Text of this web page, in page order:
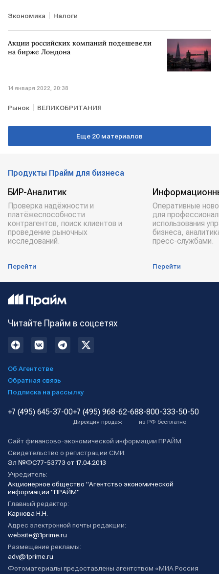
Экономика Налоги
Акции российских компаний подешевели
на бирже Лондона
14 января 2022, 20:38
Рынок ВЕЛИКОБРИТАНИЯ
Еще 20 материалов
Продукты Прайм для бизнеса
БИР-Аналитик
Проверка надёжности и
платёжеспособности
контрагентов, поиск клиентов и
проведение рыночных
исследований.
Перейти
Оперативные
для
использования
бизнеса,
пресс-службами.
Перейти
Читайте Прайм в соцсетях
Об Агентстве
Обратная связь
Подписка на рассылку
+7 (495) 645-37-00+7 (495) 968-62-68
Дирекция продаж
8-800-333-50-50
из РФ бесплатно
Сайт финансово-экономической информации ПРАЙМ
Свидетельство о регистрации СМИ:
Эл №ФС77-53773 от 17.04.2013
Учредитель:
Акционерное общество "Агентство экономической
информации "ПРАЙМ"
Главный редактор:
Карнова Н.Н.
Адрес электронной почты редакции:
website@1prime.ru
Размещение рекламы:
adv@1prime.ru
Фотоматериалы предоставлены агентством «МИА Россия